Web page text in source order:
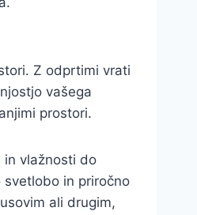
Z odprtimi vrati
vašega
prostori.
in vlažnosti do
in priročno
ali drugim,